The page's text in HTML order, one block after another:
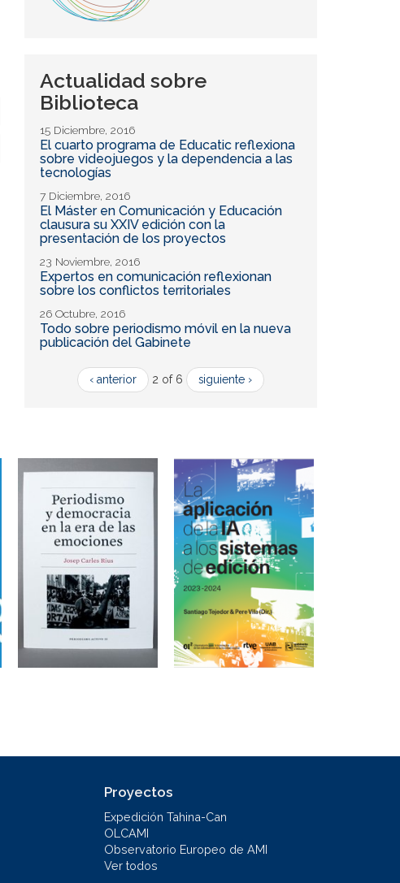
Actualidad sobre
Biblioteca
15 Diciembre, 2016
El cuarto programa de Educatic reflexiona
sobre videojuegos y la dependencia a las
tecnologías
7 Diciembre, 2016
El Máster en Comunicación y Educación
clausura su XXIV edición con la
presentación de los proyectos
23 Noviembre, 2016
Expertos en comunicación reflexionan
sobre los conflictos territoriales
26 Octubre, 2016
Todo sobre periodismo móvil en la nueva
publicación del Gabinete
‹ anterior 2 of 6 siguiente ›
Proyectos
Expedición Tahina-Can
OLCAMI
Observatorio Europeo de AMI
Ver todos